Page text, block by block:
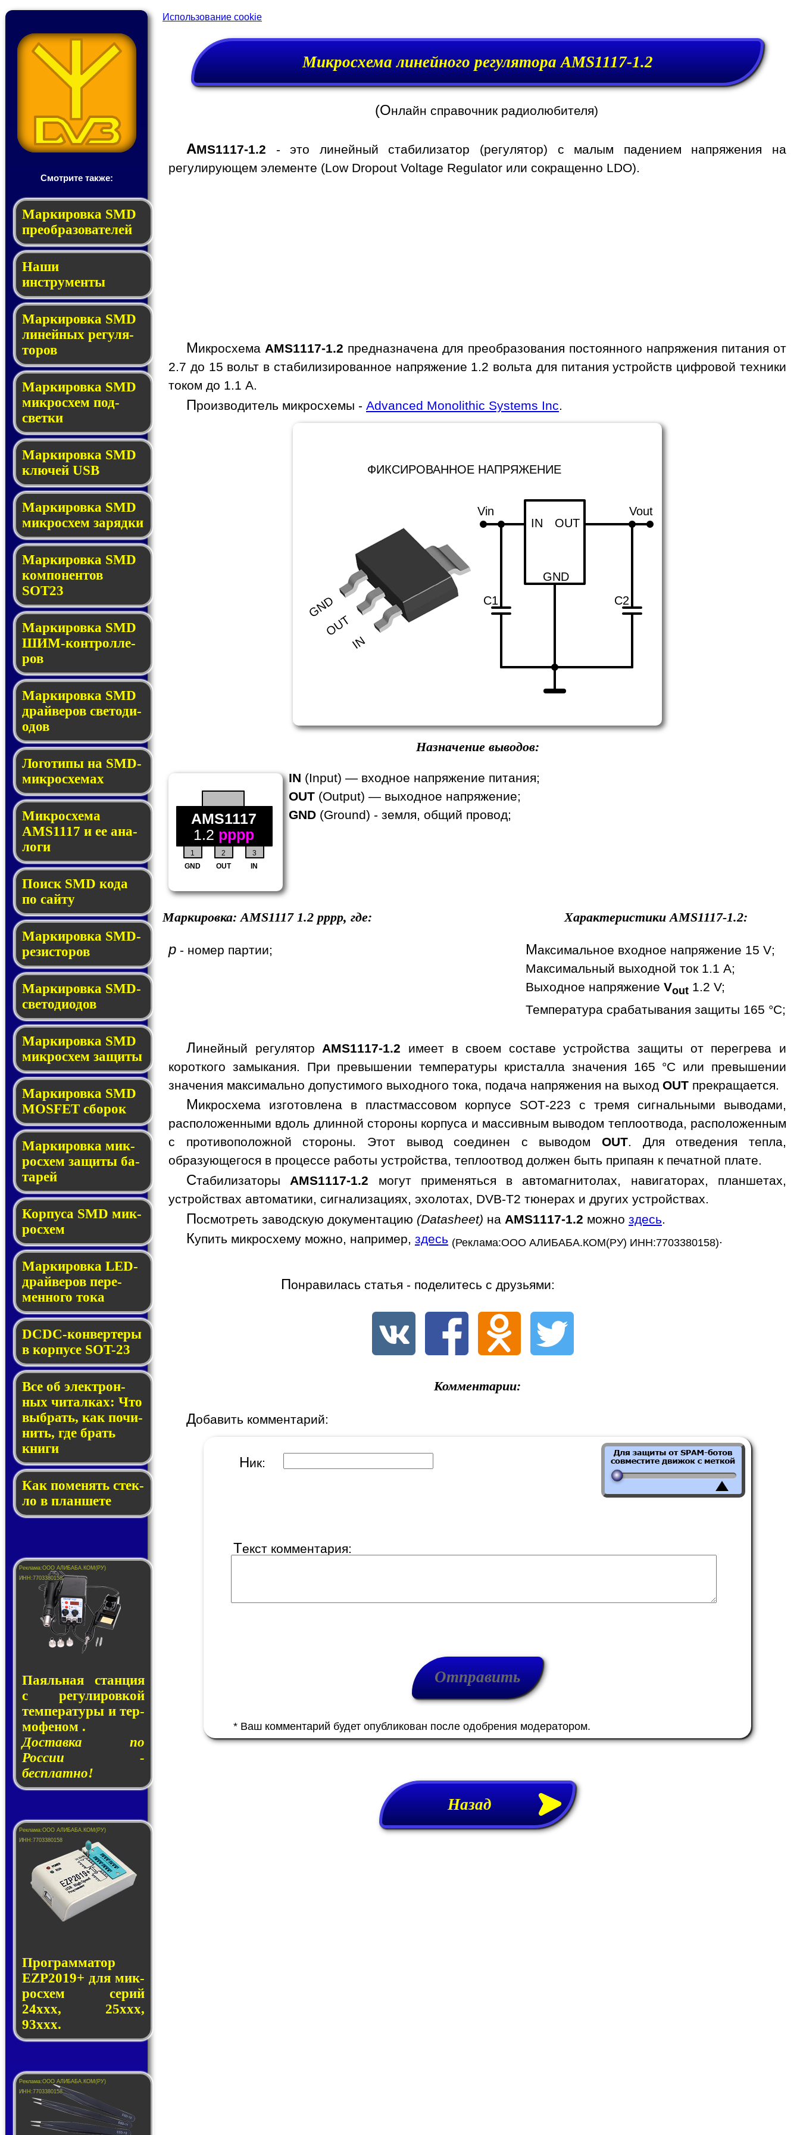
Смотрите также:
Мар­ки­ров­ка SMD
пре­об­ра­зо­ва­те­лей
Наши
инструменты
Маркировка SMD
ли­ней­ных ре­гу­ля­
то­ров
Маркировка SMD
мик­ро­схем под­
свет­ки
Маркировка SMD
клю­чей USB
Маркировка SMD
мик­рос­хем за­ряд­ки
Маркировка SMD
ком­по­нен­тов
SOT23
Маркировка SMD
ШИМ-кон­трол­ле­
ров
Маркировка SMD
драй­ве­ров све­то­ди­
о­дов
Логотипы на SMD-
мик­ро­схе­мах
Микросхема
AMS1117 и ее ана­
ло­ги
Поиск SMD ко­да
по сай­ту
Маркировка SMD-
ре­зис­то­ров
Маркировка SMD-
све­то­дио­дов
Мар­ки­ров­ка SMD
мик­рос­хем защиты
Мар­ки­ров­ка SMD
MOSFET сбо­рок
Мар­ки­ров­ка мик­
ро­схем за­щи­ты ба­
та­рей
Корпуса SMD мик­
ро­схем
Маркировка LED-
драй­ве­ров пе­ре­
мен­но­го то­ка
DCDC-кон­вер­те­ры
в кор­пу­се SOT-23
Все об элек­трон­
ных чи­тал­ках: Что
выб­рать, как по­чи­
нить, где брать
кни­ги
Как по­ме­нять стек­
ло в планшете
Паяльная стан­ция
с ре­гу­ли­ров­кой
тем­пе­ра­ту­ры и тер­
мо­фе­ном .
Доставка по
России -
бесплатно!
Программатор
EZP2019+ для мик­
ро­схем се­рий
24ххх, 25ххх,
93ххх.
Использование cookie
Микросхема линейного регулятора AMS1117-1.2
(Онлайн справочник радиолюбителя)
AMS1117-1.2 - это линейный стабилизатор (регулятор) с малым падением напряжения на
регулирующем элементе (Low Dropout Voltage Regulator или сокращенно LDO).
Микросхема AMS1117-1.2 предназначена для преобразования постоянного напряжения питания от
2.7 до 15 вольт в стабилизированное напряжение 1.2 вольта для питания устройств цифровой техники
током до 1.1 A.
Производитель микросхемы - Advanced Monolithic Systems Inc.
Vin Vout
GND
OUT
IN
IN OUT
GND
C1
C2
ФИКСИРОВАННОЕ НАПРЯЖЕНИЕ
Назначение выводов:
1 2
3
GND
OUT IN
AMS1117
1.2 pppp
IN (Input) — входное напряжение питания;
OUT (Output) — выходное напряжение;
GND (Ground) - земля, общий провод;
Маркировка: AMS11171.2 pppp, где:
p - номер партии;
Характеристики AMS1117-1.2:
Максимальное входное напряжение 15 V;
Максимальный выходной ток 1.1 A;
Выходное напряжение Vout 1.2 V;
Температура срабатывания защиты 165 °С;
Линейный регулятор AMS1117-1.2 имеет в своем составе устройства защиты от перегрева и
короткого замыкания. При превышении температуры кристалла значения 165 °С или превышении
значения максимально допустимого выходного тока, подача напряжения на выход OUT прекращается.
Микросхема изготовлена в пластмассовом корпусе SOT-223 с тремя сигнальными выводами,
расположенными вдоль длинной стороны корпуса и массивным выводом теплоотвода, расположенным
с противоположной стороны. Этот вывод соединен с выводомOUT. Для отведения тепла,
образующегося в процессе работы устройства, теплоотвод должен быть припаян к печатной плате.
Стабилизаторы AMS1117-1.2 могут применяться в автомагнитолах, навигаторах, планшетах,
устройствах автоматики, сигнализациях, эхолотах, DVB-T2 тюнерах и других устройствах.
Посмотреть заводскую документацию (Datasheet) на AMS1117-1.2 можно здесь
Купить микросхему можно, например, здесь (Реклама:ООО АЛИБАБА.КОМ(РУ) ИНН:7703380158).
Понравилась статья - поделитесь с друзьями:
Комментарии:
Добавить комментарий:
Ник:
Текст комментария:
* Ваш комментарий будет опубликован после одобрения модератором.
Назад